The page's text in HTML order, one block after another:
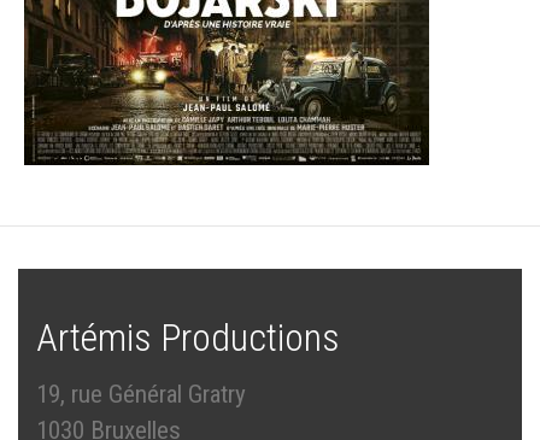
Artémis Productions
19, rue Général Gratry
1030 Bruxelles